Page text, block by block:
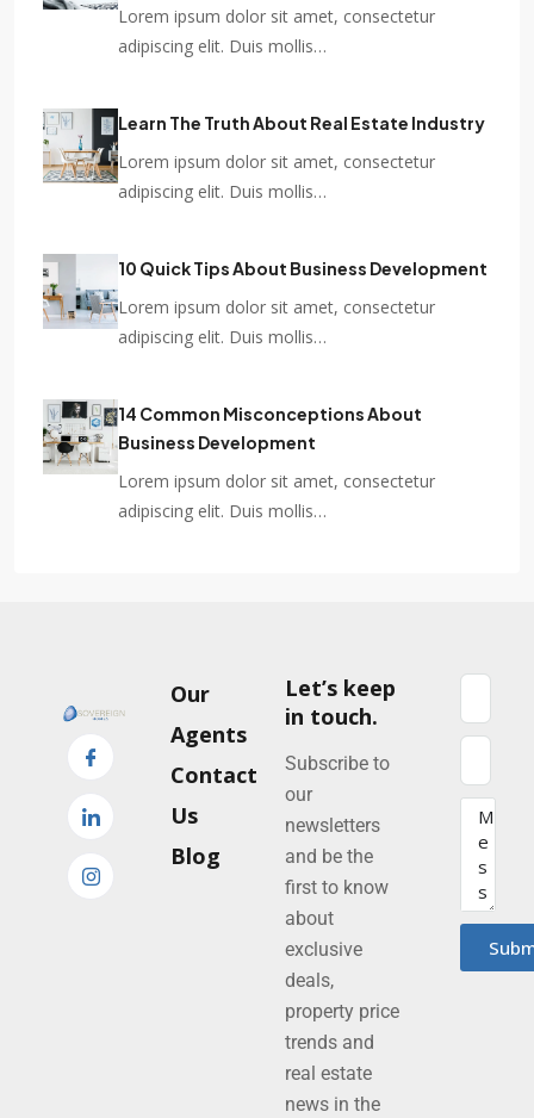
Lorem ipsum dolor sit amet, consectetur
adipiscing elit. Duis mollis…
Learn The Truth About Real Estate Industry
Lorem ipsum dolor sit amet, consectetur
adipiscing elit. Duis mollis…
10 Quick Tips About Business Development
Lorem ipsum dolor sit amet, consectetur
adipiscing elit. Duis mollis…
14 Common Misconceptions About
Business Development
Lorem ipsum dolor sit amet, consectetur
adipiscing elit. Duis mollis…
Our
Agents
Contact
Us
Blog
Let’s keep
in touch.
Subscribe to
our
newsletters
and be the
first to know
about
exclusive
deals,
property price
trends and
real estate
news in the